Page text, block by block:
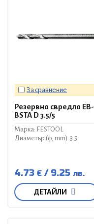
За сравнение
Резервно свредло EB-
BSTA D 3.5/5
Марка: FESTOOL
Диаметър (ф, mm): 3.5
4.73 € 9.25 лв.
ДЕТАЙЛИ